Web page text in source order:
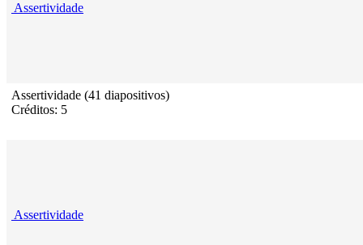
Assertividade
Assertividade (41 diapositivos)
Créditos: 5
Assertividade